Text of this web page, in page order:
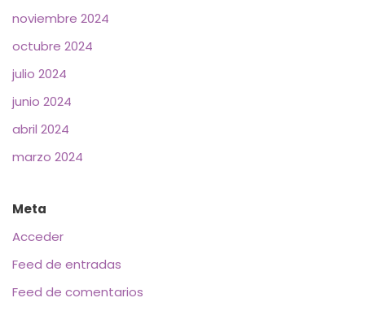
noviembre 2024
octubre 2024
julio 2024
junio 2024
abril 2024
marzo 2024
Meta
Acceder
Feed de entradas
Feed de comentarios